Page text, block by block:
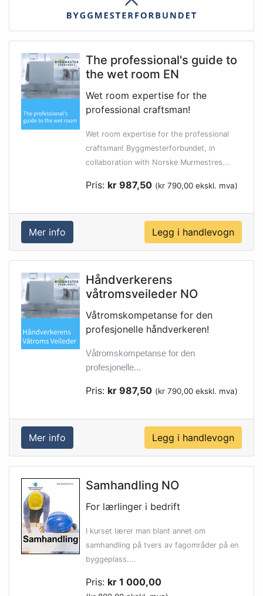
The professional's guide to
the wet room EN
Wet room expertise for the
professional craftsman!
Wet room expertise for the professional
craftsman! Byggmesterforbundet, in
collaboration with Norske Murmestres...
Pris: kr 987,50 (kr 790,00 ekskl. mva)
Mer info
Håndverkerens
våtromsveileder NO
Våtromskompetanse for den
profesjonelle håndverkeren!
Våtromskompetanse for den
profesjonelle...
Pris: kr 987,50 (kr 790,00 ekskl. mva)
Mer info
Samhandling NO
For lærlinger i bedrift
I kurset lærer man blant annet om
samhandling på tvers av fagområder på en
byggeplass....
Pris: kr 1 000,00